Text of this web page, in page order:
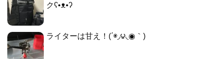
クʕ•ᴥ•ʔ
ライターは甘え！(΄◉◞౪◟◉｀)